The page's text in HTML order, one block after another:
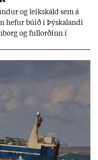
og leik­skáld sem á
hef­ur bú­ið í Þýskalandi
og full­orð­inn í